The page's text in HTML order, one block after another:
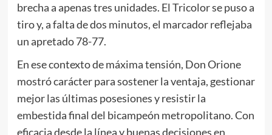
brecha a apenas tres unidades. El Tricolor se puso a
tiro y, a falta de dos minutos, el marcador reflejaba
un apretado 78-77.
En ese contexto de máxima tensión, Don Orione
mostró carácter para sostener la ventaja, gestionar
mejor las últimas posesiones y resistir la
embestida final del bicampeón metropolitano. Con
eficacia desde la línea y buenas decisiones en